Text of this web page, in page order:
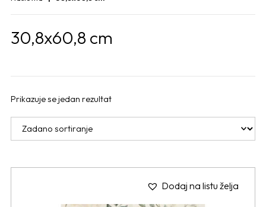
30,8x60,8 cm
Prikazuje se jedan rezultat
Dodaj na listu želja